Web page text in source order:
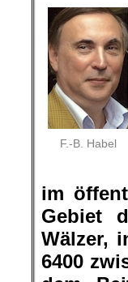
F.-B. Habel
im
Gebiet
Wälzer,
6400